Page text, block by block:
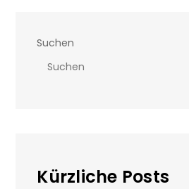
Suchen
Kürzliche Posts